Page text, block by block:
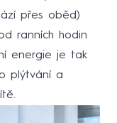
přes oběd)
ranních hodin
energie je tak
plýtvání a